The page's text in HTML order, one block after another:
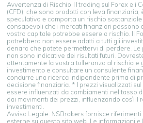
Avvertenza di Rischio: Il trading sul Forex e i
(CFD), che sono prodotti con leva finanziaria,
speculativo e comporta un rischio
consapevoli che i mercati finanziari possono
vostro capitale potrebbe essere a rischio. Il
potrebbero non essere adatti a tutti gli
denaro che potete permettervi di perdere.
non sono indicative dei risultati futuri.
attentamente la vostra tolleranza al rischio e
investimento e consultare un consulente
condurre una ricerca indipendente prima di
decisione finanziaria. * I prezzi visualizzati
essere influenzati da cambiamenti nel tasso
dai movimenti dei prezzi, influenzando così il
investimenti.
Avviso Legale: NSBrokers fornisce
esterne su questo sito web. Le informazioni